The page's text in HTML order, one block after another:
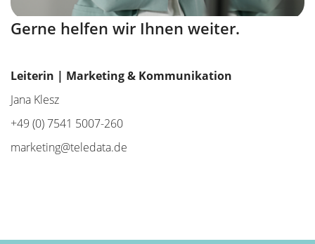
Gerne helfen wir Ihnen weiter.
Leiterin | Marketing & Kommunikation
Jana Klesz
+49 (0) 7541 5007-260
marketing@teledata.de